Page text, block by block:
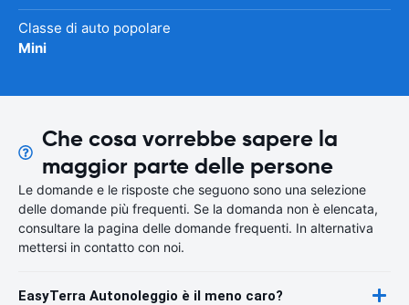
Classe di auto popolare
Mini
Che cosa vorrebbe sapere la
maggior parte delle persone
Le domande e le risposte che seguono sono una selezione
delle domande più frequenti. Se la domanda non è elencata,
consultare la pagina delle domande frequenti. In alternativa
mettersi in contatto con noi.
EasyTerra Autonoleggio è il meno caro?